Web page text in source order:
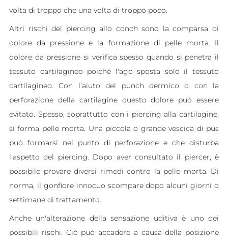
volta di troppo che una volta di troppo poco.
Altri rischi del piercing allo conch sono la comparsa di
dolore da pressione e la formazione di pelle morta. Il
dolore da pressione si verifica spesso quando si penetra il
tessuto cartilagineo poiché l'ago sposta solo il tessuto
cartilagineo. Con l'aiuto del punch dermico o con la
perforazione della cartilagine questo dolore può essere
evitato. Spesso, soprattutto con i piercing alla cartilagine,
si forma pelle morta. Una piccola o grande vescica di pus
può formarsi nel punto di perforazione e che disturba
l'aspetto del piercing. Dopo aver consultato il piercer, è
possibile provare diversi rimedi contro la pelle morta. Di
norma, il gonfiore innocuo scompare dopo alcuni giorni o
settimane di trattamento.
Anche un'alterazione della sensazione uditiva è uno dei
possibili rischi. Ciò può accadere a causa della posizione